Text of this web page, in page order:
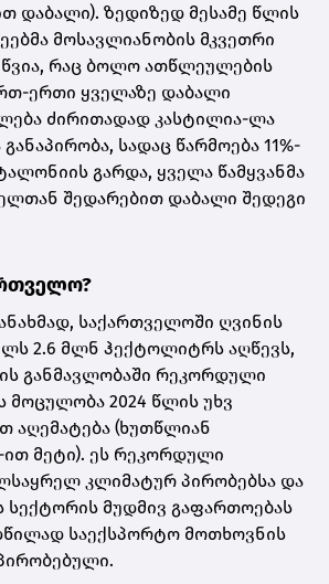
დაბალი). ზედიზედ მესამე წლის
მოსავლიანობის მკვეთრი
რაც ბოლო ათწლეულების
ერთი ყველაზე დაბალი
ძირითადად კასტილია-ლა
სადაც წარმოება 11%-
გარდა, ყველა წამყვანმა
შედარებით დაბალი შედეგი
საქართველოში ღვინის
2.6 მლნ ჰექტოლიტრს აღწევს,
განმავლობაში რეკორდული
მოცულობა 2024 წლის უხვ
აღემატება (ხუთწლიან
ით მეტი). ეს რეკორდული
კლიმატურ პირობებსა და
სექტორის მუდმივ გაფართოებას
საექსპორტო მოთხოვნის